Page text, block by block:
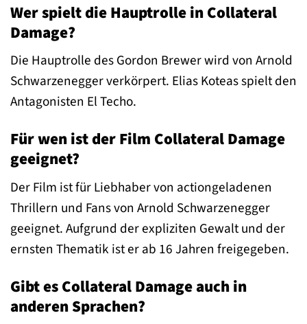
Wer spielt die Hauptrolle in Collateral
Damage?
Die Hauptrolle des Gordon Brewer wird von Arnold
Schwarzenegger verkörpert. Elias Koteas spielt den
Antagonisten El Techo.
Für wen ist der Film Collateral Damage
geeignet?
Der Film ist für Liebhaber von actiongeladenen
Thrillern und Fans von Arnold Schwarzenegger
geeignet. Aufgrund der expliziten Gewalt und der
ernsten Thematik ist er ab 16 Jahren freigegeben.
Gibt es Collateral Damage auch in
anderen Sprachen?